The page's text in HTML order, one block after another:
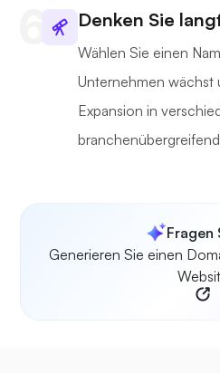
Denken Sie
Wählen Sie einen
Unternehmen wächst
Expansion in
Fragen
Generieren Sie einen